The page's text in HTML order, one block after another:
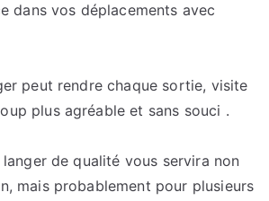
dans vos déplacements avec
peut rendre chaque sortie, visite
plus agréable et sans souci .
de qualité vous servira non
mais probablement pour plusieurs